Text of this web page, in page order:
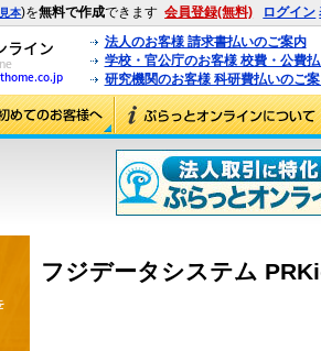
見本)を無料で作成できます 会員登録(無料) ログイン
法人のお客様 請求書払いのご案内
学校・官公庁のお客様 校費・公費
研究機関のお客様 科研費払いのご
フジデータシステム